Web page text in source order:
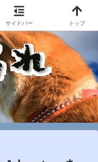
サイドバー トップ